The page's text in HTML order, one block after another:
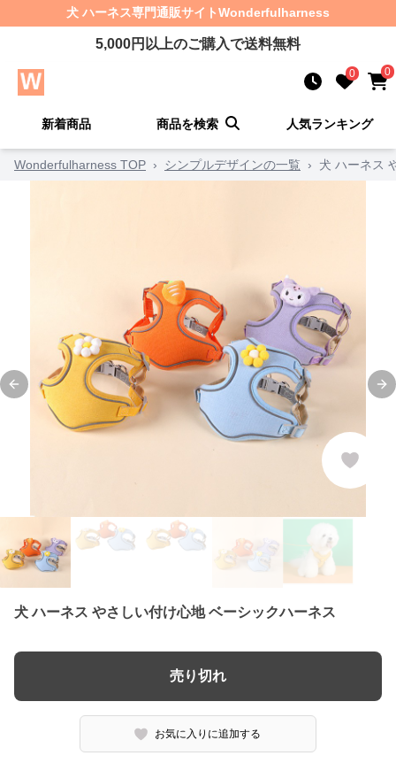
犬 ハーネス専門通販サイトWonderfulharness
5,000円以上のご購入で送料無料
0 0
新着商品 商品を検索 人気ランキング
Wonderfulharness TOP › シンプルデザインの一覧 › 犬 ハーネス
Previous slide
犬 ハーネス やさしい付け心地 ベーシックハーネス
売り切れ
お気に入りに追加する